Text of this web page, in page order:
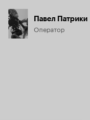
Павел Патрики
Оператор